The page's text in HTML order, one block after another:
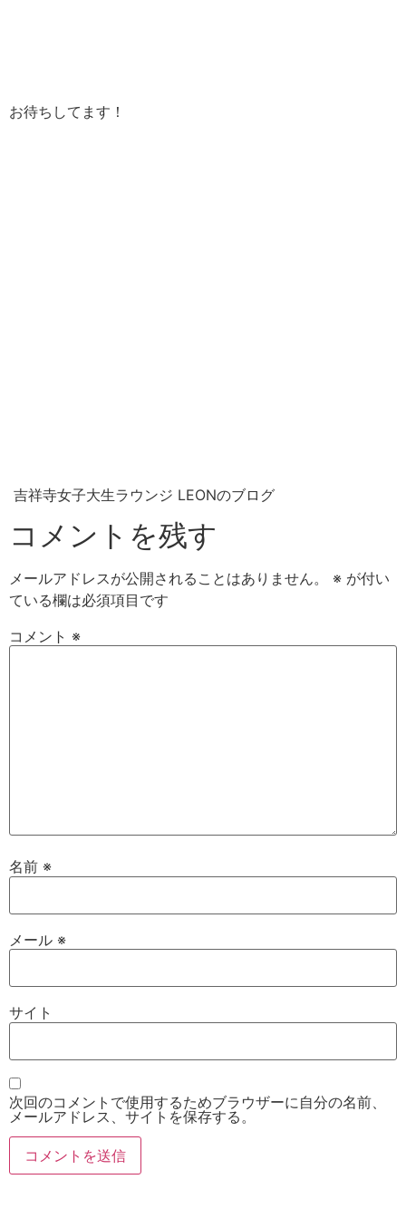
お待ちしてます！
吉祥寺女子大生ラウンジ LEONのブログ
コメントを残す
メールアドレスが公開されることはありません。 ※ が付い
ている欄は必須項目です
コメント ※
名前 ※
メール ※
サイト
次回のコメントで使用するためブラウザーに自分の名前、
メールアドレス、サイトを保存する。